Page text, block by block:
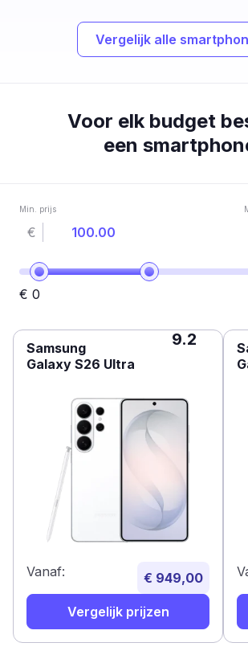
Vergelijk alle
Voor elk budget
een
Min. prijs
€
€ 0
Samsung
Galaxy S26 Ultra
9.2
Vanaf: € 949,00
Vergelijk prijzen